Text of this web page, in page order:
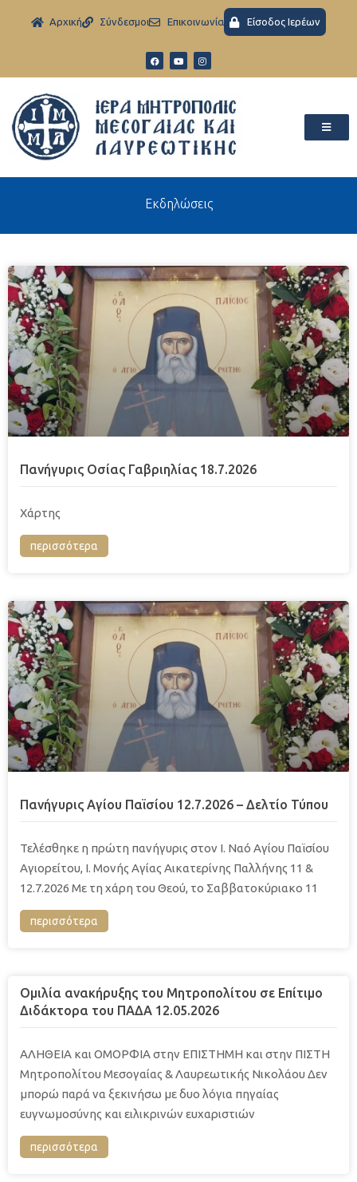
Aρχική Σύνδεσμοι Eπικοινωνία Είσοδος Ιερέων
Εκδηλώσεις
Πανήγυρις Οσίας Γαβριηλίας 18.7.2026
Χάρτης
περισσότερα
Πανήγυρις Αγίου Παϊσίου 12.7.2026 – Δελτίο Τύπου
Τελέσθηκε η πρώτη πανήγυρις στον Ι. Ναό Αγίου Παϊσίου
Αγιορείτου, Ι. Μονής Αγίας Αικατερίνης Παλλήνης 11 &
12.7.2026 Με τη χάρη του Θεού, το Σαββατοκύριακο 11
περισσότερα
Ομιλία ανακήρυξης του Μητροπολίτου σε Επίτιμο
Διδάκτορα του ΠΑΔΑ 12.05.2026
ΑΛΗΘΕΙΑ και ΟΜΟΡΦΙΑ στην ΕΠΙΣΤΗΜΗ και στην ΠΙΣΤΗ
Μητροπολίτου Μεσογαίας & Λαυρεωτικής Νικολάου Δεν
μπορώ παρά να ξεκινήσω με δυο λόγια πηγαίας
ευγνωμοσύ­νης και ειλικρινών ευχαριστιών
περισσότερα